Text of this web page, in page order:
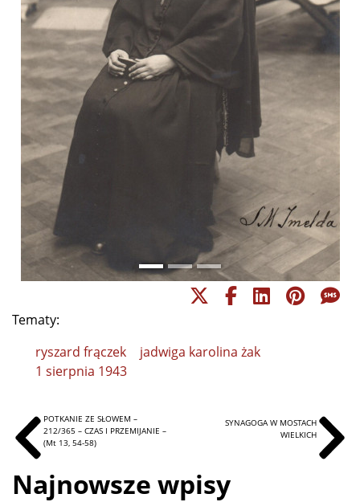
Tematy:
ryszard frączek
jadwiga karolina żak
1 sierpnia 1943
POTKANIE ZE SŁOWEM –
212/365 – CZAS I PRZEMIJANIE –
(Mt 13, 54-58)
SYNAGOGA W MOSTACH
WIELKICH
Najnowsze wpisy